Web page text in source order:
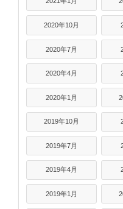
2020年10月
2020年7月
2020年4月
2020年1月
2019年10月
2019年7月
2019年4月
2019年1月